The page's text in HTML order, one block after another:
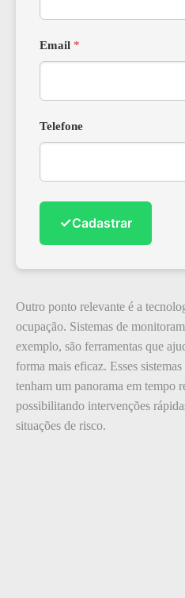
Email *
Telefone
✓Cadastrar
Outro ponto relevante é a
ocupação. Sistemas de
exemplo, são ferramentas que
forma mais eficaz. Esses
tenham um panorama em tempo
possibilitando intervenções
situações de risco.